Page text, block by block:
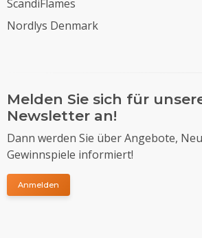
ScandiFlames
Nordlys Denmark
Melden Sie sich für
Newsletter an!
Dann werden Sie über Angebote,
Gewinnspiele informiert!
Anmelden